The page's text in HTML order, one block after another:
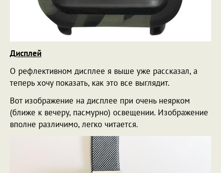
Дисплей
О рефлективном дисплее я выше уже рассказал, а
теперь хочу показать, как это все выглядит.
Вот изображение на дисплее при очень неярком
(ближе к вечеру, пасмурно) освещении. Изображение
вполне различимо, легко читается.